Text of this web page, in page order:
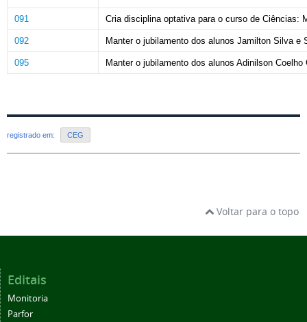
091 Cria disciplina optativa para o curso de Ciências:
092 Manter o jubilamento dos alunos Jamilton Silva e
095 Manter o jubilamento dos alunos Adinilson Coelho
registrado em: CEG
Voltar para o topo
Editais
Monitoria
Parfor